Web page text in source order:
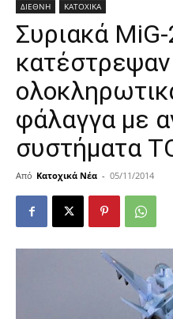
ΔΙΕΘΝΗ ΚΑΤΟΧΙΚΑ
Συριακά
κατέστρεψαν
φάλαγγα με
συστήματα
Από Κατοχικά Νέα - 05/11/2014